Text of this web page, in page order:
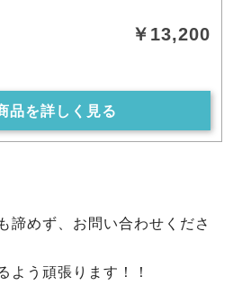
￥13,200
品を詳しく見る
諦めず、お問い合わせくださ
よう頑張ります！！